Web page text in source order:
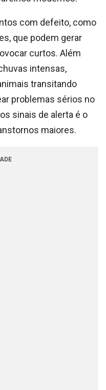
com defeito, como
que podem gerar
curtos. Além
intensas,
transitando
problemas sérios no
sinais de alerta é o
maiores.